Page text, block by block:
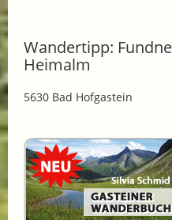
Wandertipp:
Heimalm
5630 Bad Hofgastein